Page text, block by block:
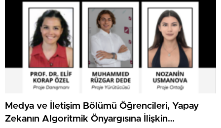
Medya ve İletişim Bölümü Öğrencileri, Yapay
Zekanın Algoritmik Önyargısına İlişkin